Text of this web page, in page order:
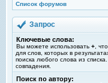
Список форумов
Запрос
Ключевые слова:
Вы можете использовать + ,
для слов, которых в
поиска любого слова из
совпадения.
Поиск по автору: